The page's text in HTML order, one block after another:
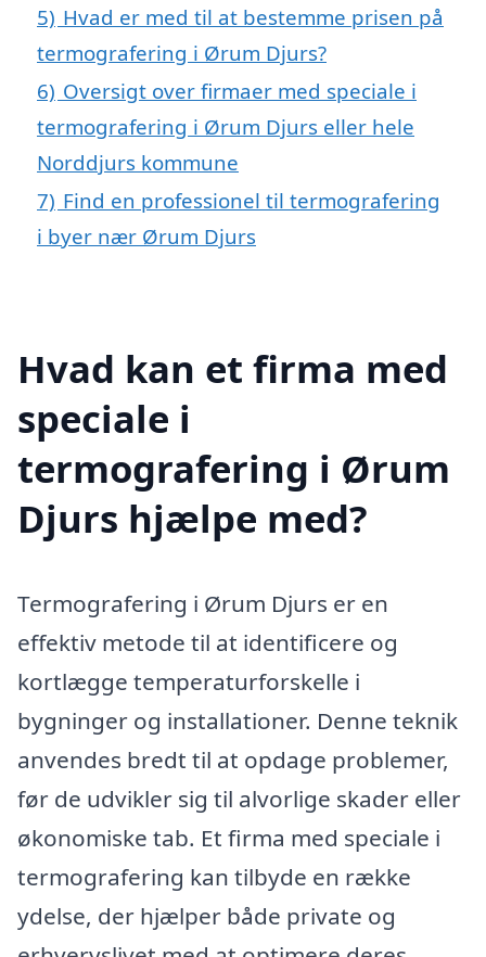
5) Hvad er med til at bestemme prisen på
termografering i Ørum Djurs?
6) Oversigt over firmaer med speciale i
termografering i Ørum Djurs eller hele
Norddjurs kommune
7) Find en professionel til termografering
i byer nær Ørum Djurs
Hvad kan et firma med
speciale i
termografering i Ørum
Djurs hjælpe med?
Termografering i Ørum Djurs er en
effektiv metode til at identificere og
kortlægge temperaturforskelle i
bygninger og installationer. Denne teknik
anvendes bredt til at opdage problemer,
før de udvikler sig til alvorlige skader eller
økonomiske tab. Et firma med speciale i
termografering kan tilbyde en række
ydelse, der hjælper både private og